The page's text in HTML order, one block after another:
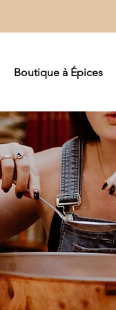
Boutique à Épices